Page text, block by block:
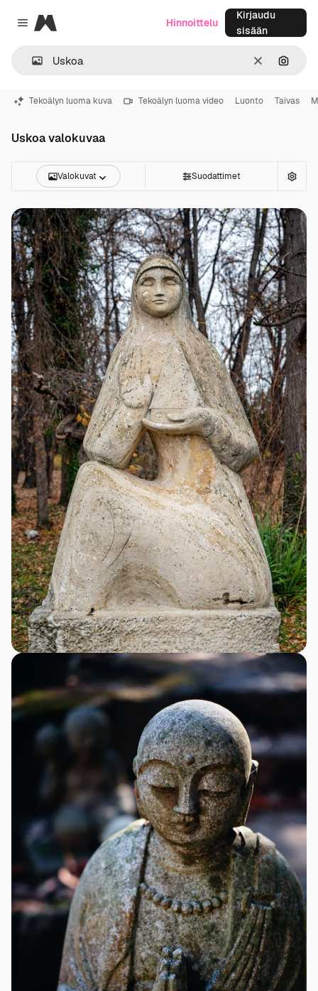
Close menu
Magnific
SelkeäHae
Hinnoittelu
Kirjaudu
sisään
Tekoälyn luoma kuva Tekoälyn luoma video Luonto Taivas
Uskoa valokuvaa
Valokuvat Suodattimet